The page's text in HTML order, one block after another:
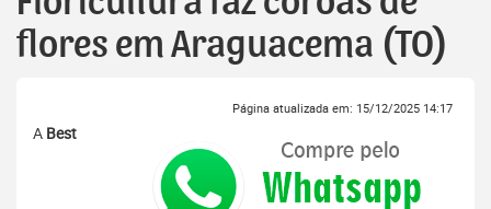
flores em Araguacema (TO)
Página atualizada em: 15/12/2025 14:17
A Best